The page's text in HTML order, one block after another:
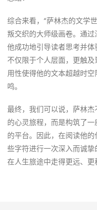
综合来看，“萨林杰的文学
叛交织的大师级画卷。通过
他成功地引导读者思考并
不仅限于个人层面，更触
用性使得他的文本超越时
鸣。
最终，我们可以说，萨林
的心灵旅程，而是构筑了
的平台。因此，在阅读他
些字符进行一次深入而诚
在人生旅途中走得更远、更